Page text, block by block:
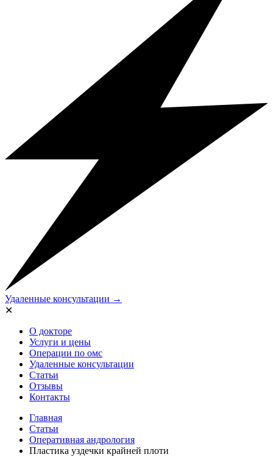
Удаленные консультации →
✕
О докторе
Услуги и цены
Операции по омс
Удаленные консультации
Статьи
Отзывы
Контакты
Главная
Статьи
Оперативная андрология
Пластика уздечки крайней плоти